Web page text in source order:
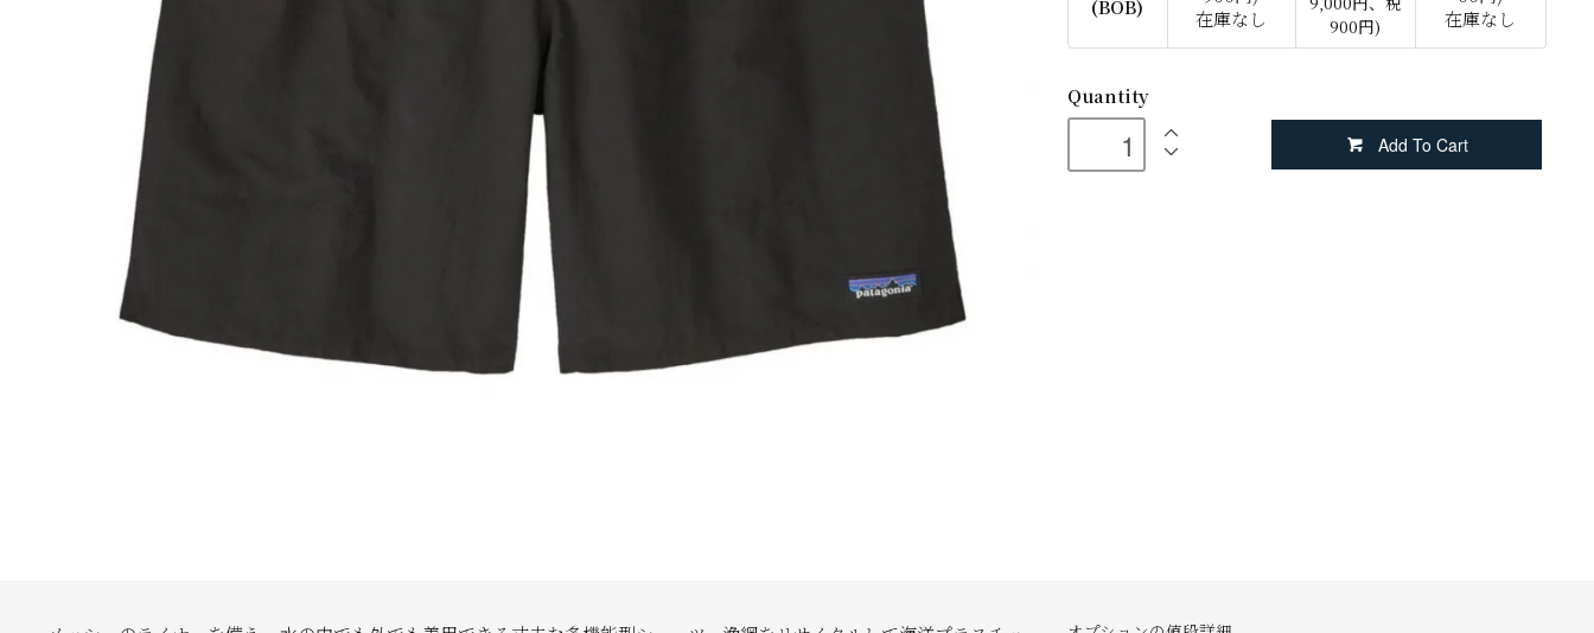
(BOB)
在庫なし
900円)
在庫なし
Quantity
Add To Cart